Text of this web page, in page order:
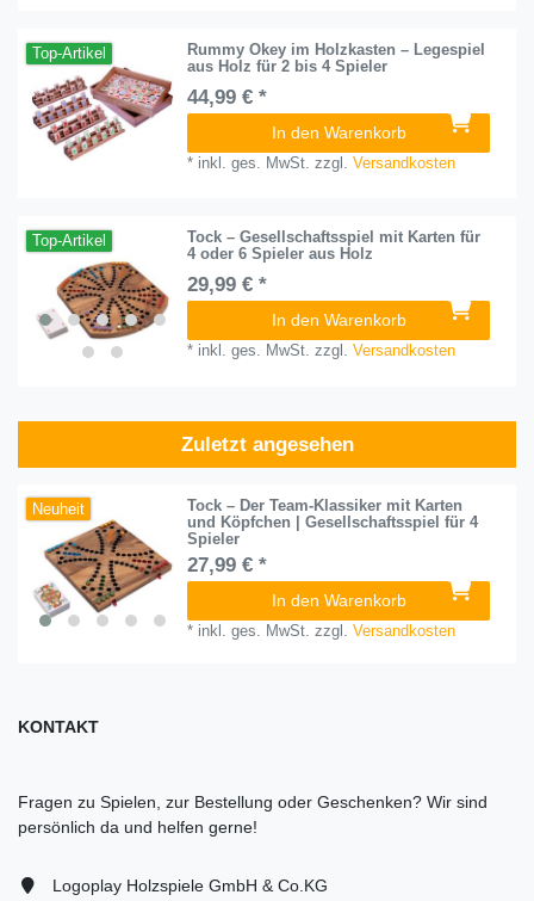
Top-Artikel
Rummy Okey im Holzkasten – Legespiel
aus Holz für 2 bis 4 Spieler
44,99 € *
In den Warenkorb
* inkl. ges. MwSt. zzgl.Versandkosten
Top-Artikel
Tock – Gesellschaftsspiel mit Karten für
4 oder 6 Spieler aus Holz
29,99 € *
In den Warenkorb
* inkl. ges. MwSt. zzgl.Versandkosten
Zuletzt angesehen
Neuheit
Tock – Der Team-Klassiker mit Karten
und Köpfchen | Gesellschaftsspiel für 4
Spieler
27,99 € *
In den Warenkorb
* inkl. ges. MwSt. zzgl.Versandkosten
KONTAKT
Fragen zu Spielen, zur Bestellung oder Geschenken? Wir sind
persönlich da und helfen gerne!
Logoplay Holzspiele GmbH & Co.KG